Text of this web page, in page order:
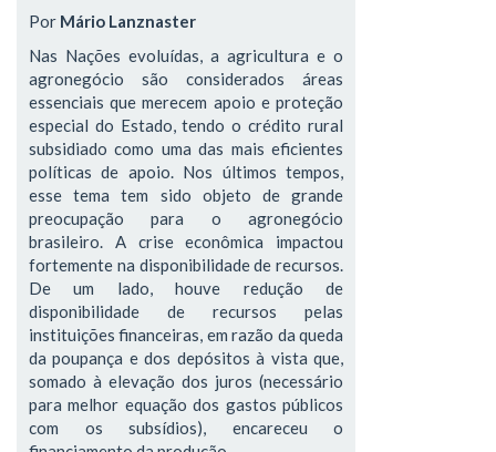
Por Mário Lanznaster
Nas Nações evoluídas, a agricultura e o
agronegócio são considerados áreas
essenciais que merecem apoio e proteção
especial do Estado, tendo o crédito rural
subsidiado como uma das mais eficientes
políticas de apoio. Nos últimos tempos,
esse tema tem sido objeto de grande
preocupação para o agronegócio
brasileiro. A crise econômica impactou
fortemente na disponibilidade de recursos.
De um lado, houve redução de
disponibilidade de recursos pelas
instituições financeiras, em razão da queda
da poupança e dos depósitos à vista que,
somado à elevação dos juros (necessário
para melhor equação dos gastos públicos
com os subsídios), encareceu o